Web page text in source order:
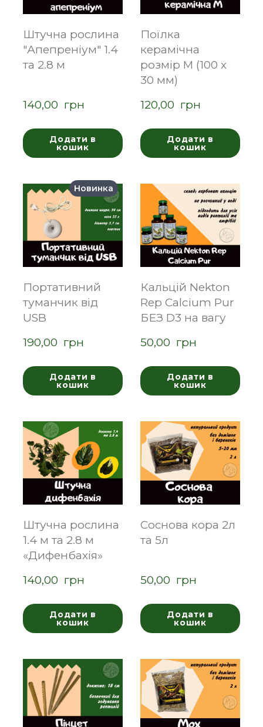
Штучна рослина
"Апепреніум" 1.4
та 2.8 м
140,00  грн
Додати в
кошик
Поїлка
керамічна
розмір M (100 х
30 мм)
120,00  грн
Додати в
кошик
Новинка
Портативний
туманчик від
USB
190,00  грн
Додати в
кошик
Кальцій Nekton
Rep Calcium Pur
БЕЗ D3 на вагу
50,00  грн
Додати в
кошик
Штучна рослина
1.4 м та 2.8 м
«Дифенбахія»
140,00  грн
Додати в
кошик
Соснова кора 2л
та 5л
50,00  грн
Додати в
кошик